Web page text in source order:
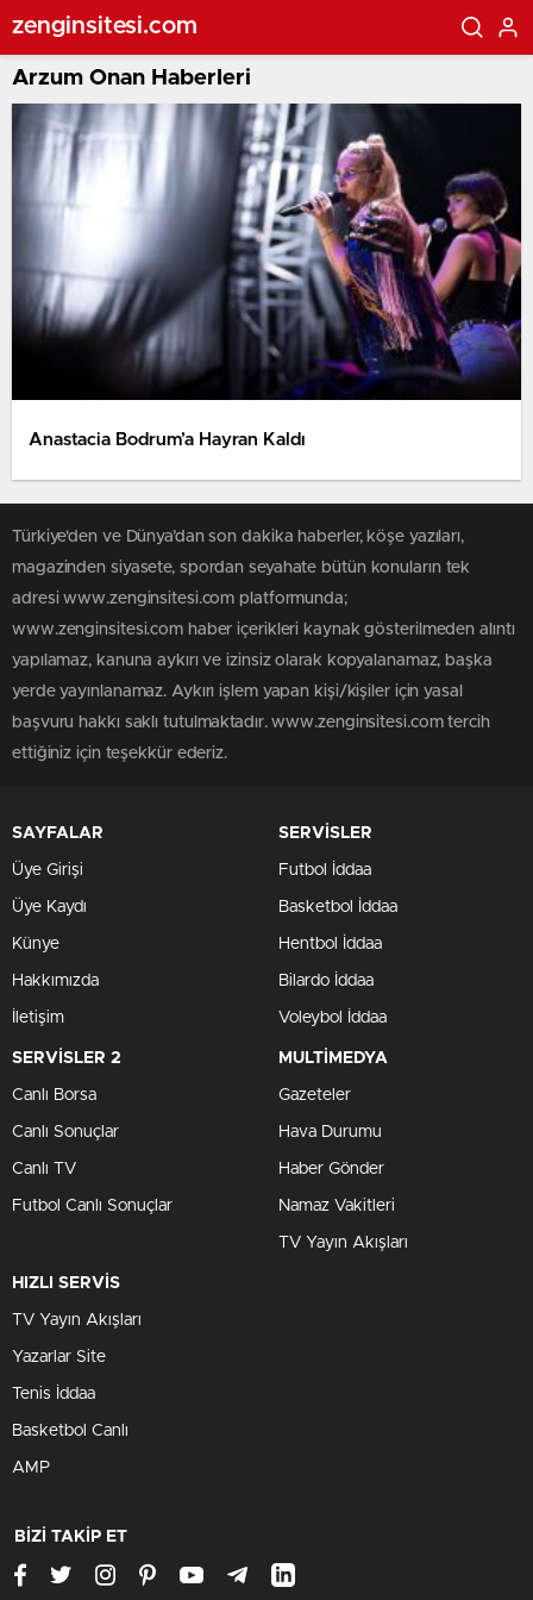
zenginsitesi.com
Arzum Onan Haberleri
Anastacia Bodrum’a Hayran Kaldı
Türkiye'den ve Dünya’dan son dakika haberler, köşe yazıları,
magazinden siyasete, spordan seyahate bütün konuların tek
adresi www.zenginsitesi.com platformunda;
www.zenginsitesi.com haber içerikleri kaynak gösterilmeden alıntı
yapılamaz, kanuna aykırı ve izinsiz olarak kopyalanamaz, başka
yerde yayınlanamaz. Aykırı işlem yapan kişi/kişiler için yasal
başvuru hakkı saklı tutulmaktadır. www.zenginsitesi.com tercih
ettiğiniz için teşekkür ederiz.
SAYFALAR
Üye Girişi
Üye Kaydı
Künye
Hakkımızda
İletişim
SERVİSLER
Futbol İddaa
Basketbol İddaa
Hentbol İddaa
Bilardo İddaa
Voleybol İddaa
SERVİSLER 2
Canlı Borsa
Canlı Sonuçlar
Canlı TV
Futbol Canlı Sonuçlar
MULTİMEDYA
Gazeteler
Hava Durumu
Haber Gönder
Namaz Vakitleri
TV Yayın Akışları
HIZLI SERVİS
TV Yayın Akışları
Yazarlar Site
Tenis İddaa
Basketbol Canlı
AMP
BİZİ TAKİP ET